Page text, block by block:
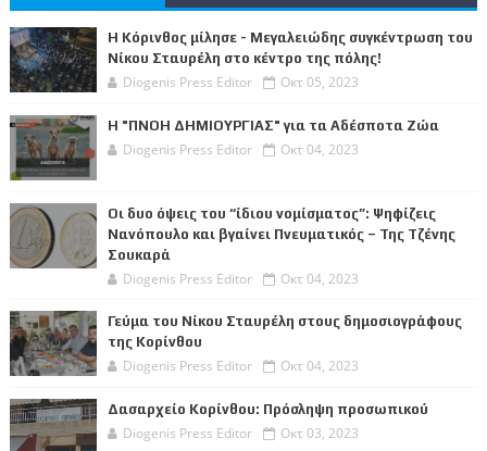
Η Κόρινθος μίλησε - Μεγαλειώδης συγκέντρωση του
Νίκου Σταυρέλη στο κέντρο της πόλης!
Diogenis Press Editor Οκτ 05, 2023
Η "ΠΝΟΗ ΔΗΜΙΟΥΡΓΙΑΣ" για τα Αδέσποτα Ζώα
Diogenis Press Editor Οκτ 04, 2023
Οι δυο όψεις του “ίδιου νομίσματος”: Ψηφίζεις
Νανόπουλο και βγαίνει Πνευματικός – Της Τζένης
Σουκαρά
Diogenis Press Editor Οκτ 04, 2023
Γεύμα του Νίκου Σταυρέλη στους δημοσιογράφους
της Κορίνθου
Diogenis Press Editor Οκτ 04, 2023
Δασαρχείο Κορίνθου: Πρόσληψη προσωπικού
Diogenis Press Editor Οκτ 03, 2023